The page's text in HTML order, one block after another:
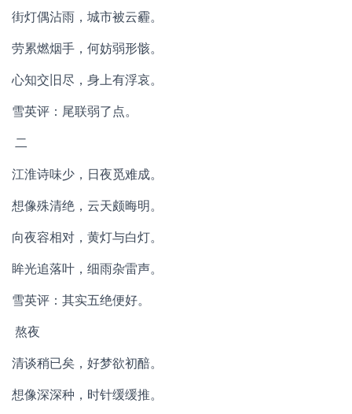
街灯偶沾雨，城市被云霾。
劳累燃烟手，何妨弱形骸。
心知交旧尽，身上有浮哀。
雪英评：尾联弱了点。
二
江淮诗味少，日夜觅难成。
想像殊清绝，云天颇晦明。
向夜容相对，黄灯与白灯。
眸光追落叶，细雨杂雷声。
雪英评：其实五绝便好。
熬夜
清谈稍已矣，好梦欲初醅。
想像深深种，时针缓缓推。